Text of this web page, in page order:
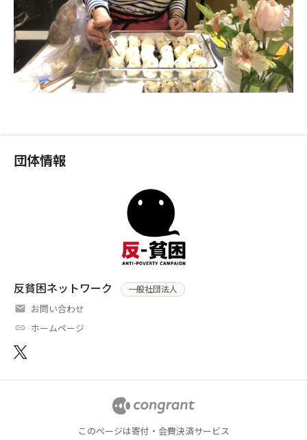
団体情報
反貧困ネットワーク 一般社団法人
お問い合わせ
ホームページ
このページは寄付・会費決済サービス